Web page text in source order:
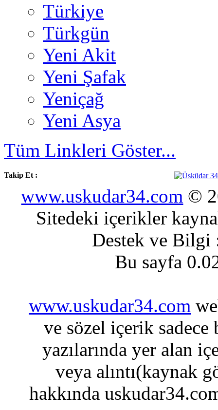
Türkiye
Türkgün
Yeni Akit
Yeni Şafak
Yeniçağ
Yeni Asya
Tüm Linkleri Göster...
Takip Et :
www.uskudar34.com ©
Sitedeki içerikler
Destek ve
Bu sayfa
www.uskudar34.com
ve sözel içerik sadece
yazılarında yer alan
veya alıntı(kaynak
hakkında